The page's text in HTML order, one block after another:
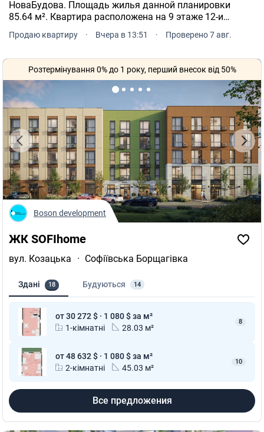
НоваБудова. Площадь жилья данной планировки
85.64 м². Квартира расположена на 9 этаже 12-и
адресу: Софиевская Борщаговка, Яблоневая, 3А.
Продаю квартиру · Вчера в 13:51 · Проверено 7 авг.
ЖК SOFIhome
вул. Козацька · Софіївська Борщагівка
Здані 18 Будуються 14
от 30 272 $ · 1 080 $ за м²
1-кімнатні
28.03 м²
8
от 48 632 $ · 1 080 $ за м²
2-кімнатні
45.03 м²
10
Все предложения
Розтермінування 0% до 1 року, перший внесок від 50%
Boson development